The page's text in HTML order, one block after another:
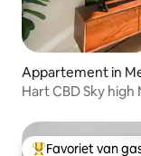
Appartement in
Hart CBD Sky high
Favoriet van